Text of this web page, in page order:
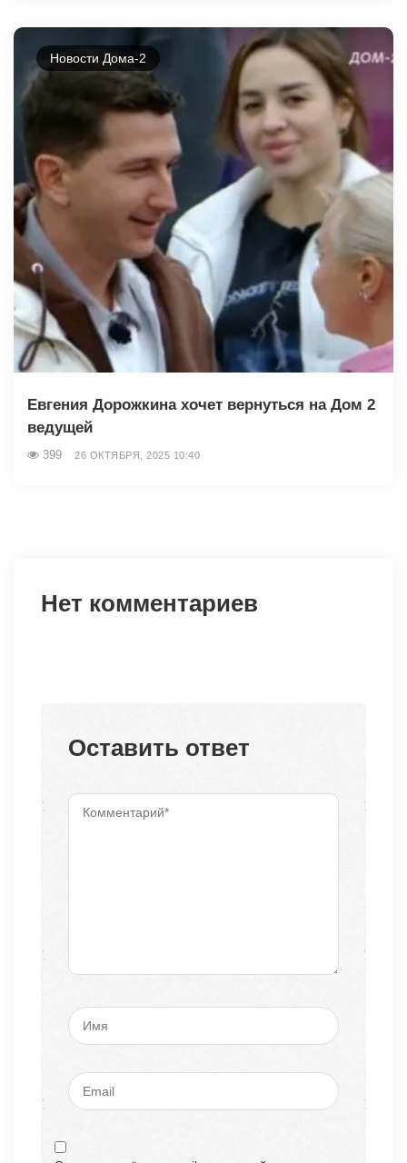
Новости Дома-2
Евгения Дорожкина хочет вернуться на Дом 2
ведущей
399 26 ОКТЯБРЯ, 2025 10:40
Нет комментариев
Оставить ответ